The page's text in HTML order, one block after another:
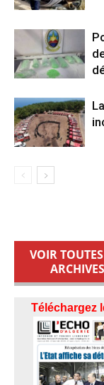
VOIR
ARCHIVES